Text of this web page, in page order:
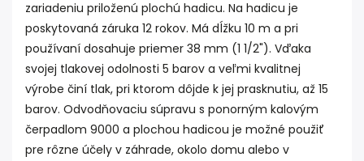
zariadeniu priloženú plochú hadicu. Na hadicu je
poskytovaná záruka 12 rokov. Má dĺžku 10 m a pri
používaní dosahuje priemer 38 mm (1 1/2"). Vďaka
svojej tlakovej odolnosti 5 barov a veľmi kvalitnej
výrobe činí tlak, pri ktorom dôjde k jej prasknutiu, až 15
barov. Odvodňovaciu súpravu s ponorným kalovým
čerpadlom 9000 a plochou hadicou je možné použiť
pre rôzne účely v záhrade, okolo domu alebo v